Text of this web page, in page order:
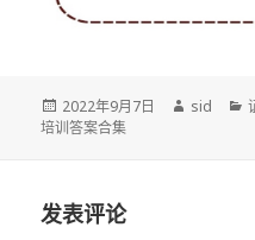
发
布
2022年9月7日
作
sid
培训答案合集
发表评论